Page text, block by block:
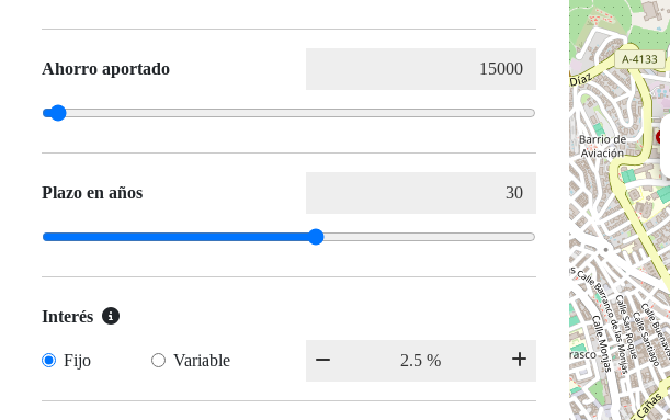
Ahorro aportado
Plazo en años
Interés
Fijo Variable